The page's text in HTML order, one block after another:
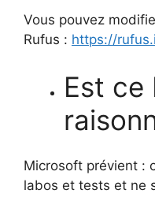
Vous pouvez
Rufus : https://
Est ce
Microsoft prévient :
labos et tests et ne